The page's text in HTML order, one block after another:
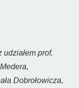
prof.
Dobrołowicza,